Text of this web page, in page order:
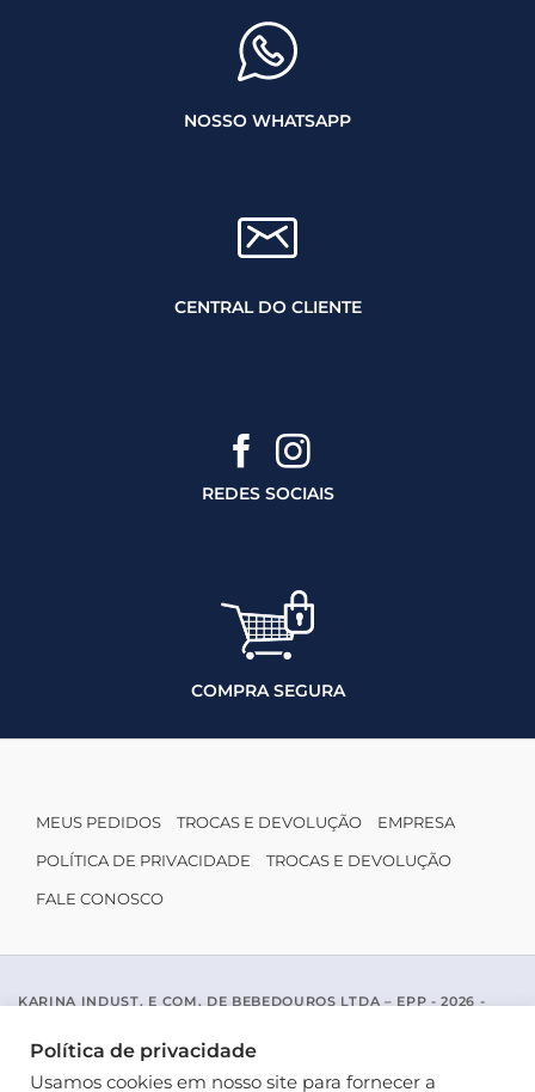
NOSSO WHATSAPP
CENTRAL DO CLIENTE
REDES SOCIAIS
COMPRA SEGURA
MEUS PEDIDOS TROCAS E DEVOLUÇÃO EMPRESA
POLÍTICA DE PRIVACIDADE TROCAS E DEVOLUÇÃO
FALE CONOSCO
KARINA INDUST. E COM. DE BEBEDOUROS LTDA – EPP - 2026 -
DO RIO PRETO / SP - CEP 15077-456
Política de privacidade
Usamos cookies em nosso site para fornecer a